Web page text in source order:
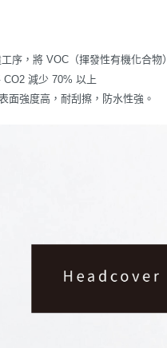
序，將 VOC（揮發性有機化合物）
減少 70% 以上
面強度高，耐刮擦，防水性強。